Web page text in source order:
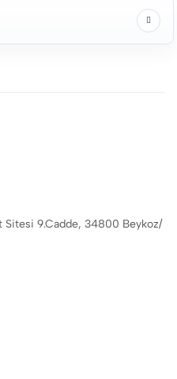
Sitesi 9.Cadde, 34800 Beykoz/